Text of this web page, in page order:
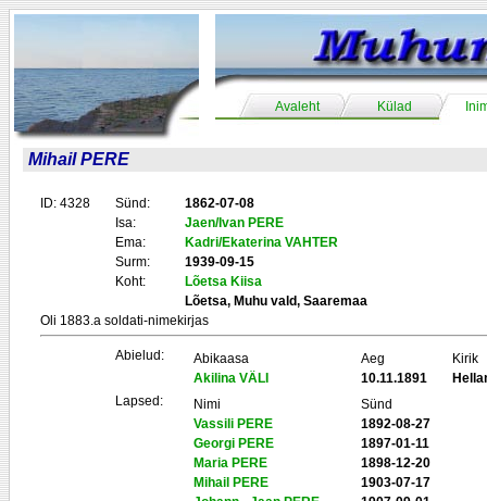
Avaleht Külad
Mihail PERE
ID: 4328 Sünd:
1862-07-08
Isa:
Jaen/Ivan PERE
Ema:
Kadri/Ekaterina VAHTER
Surm:
1939-09-15
Koht:
Lõetsa Kiisa
Lõetsa, Muhu vald, Saaremaa
Oli 1883.a soldati-nimekirjas
Abielud: Abikaasa Aeg
Kirik
Akilina VÄLI
10.11.1891
Lapsed:
Nimi
Sünd
Vassili PERE
1892-08-27
Georgi PERE
1897-01-11
Maria PERE
1898-12-20
Mihail PERE
1903-07-17